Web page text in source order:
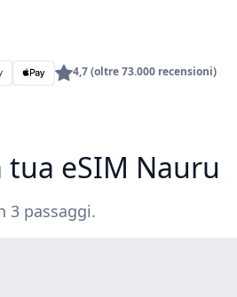
4,7 (oltre 73.000 recensioni)
tua eSIM Nauru
3 passaggi.